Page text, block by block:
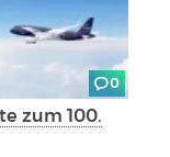
0
zum 100.